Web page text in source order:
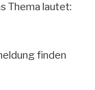
Thema lautet:
finden